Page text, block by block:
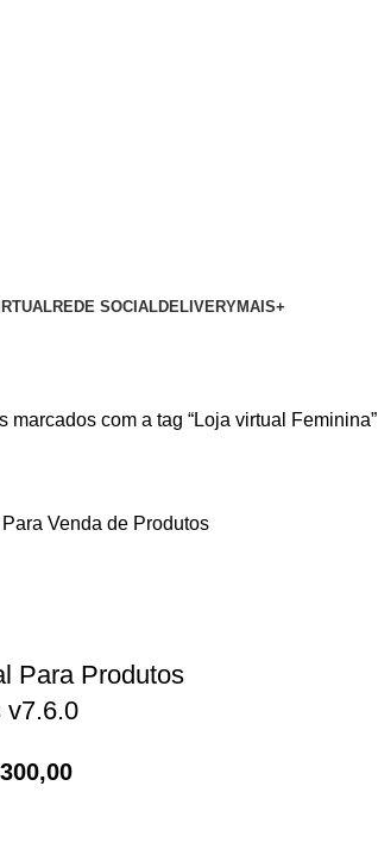
REDE SOCIALDELIVERYMAIS+
marcados com a tag “Loja virtual Feminina”
Para Produtos
v7.6.0
300,00